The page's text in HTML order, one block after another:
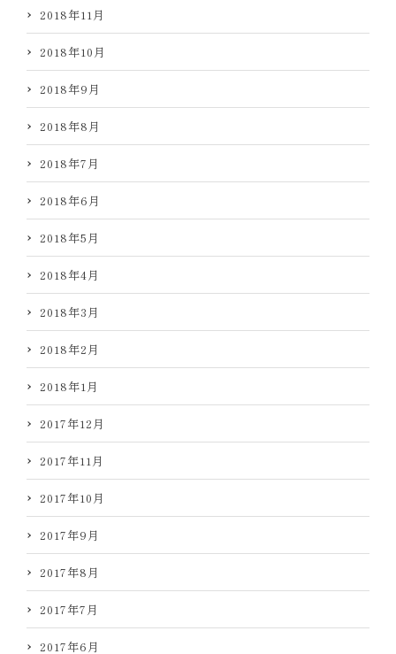
2018年11月
2018年10月
2018年9月
2018年8月
2018年7月
2018年6月
2018年5月
2018年4月
2018年3月
2018年2月
2018年1月
2017年12月
2017年11月
2017年10月
2017年9月
2017年8月
2017年7月
2017年6月